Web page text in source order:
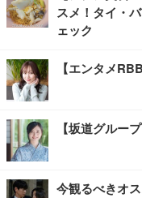
スメ！タイ・
ェック
【エンタメ
【坂道グルー
今観るべきオ